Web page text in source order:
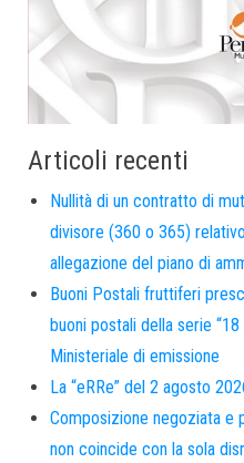
Articoli recenti
Nullità di un contratto di
divisore (360 o 365)
allegazione del piano di
Buoni Postali fruttiferi
buoni postali della serie
Ministeriale di emissione
La “eRRe” del 2 agosto
Composizione negoziata e
non coincide con la sola